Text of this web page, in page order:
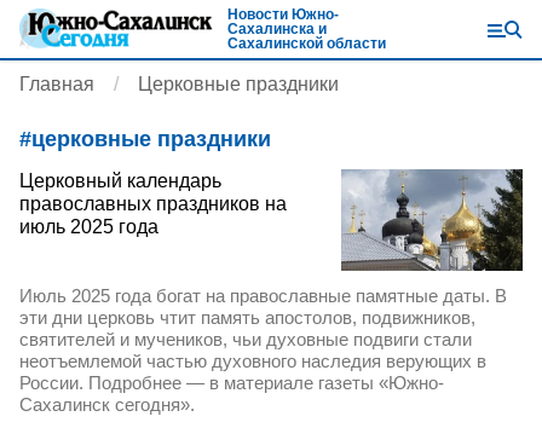
Новости Южно-
Сахалинска и
Сахалинской области
Главная Церковные праздники
#церковные праздники
Церковный календарь
православных праздников на
июль 2025 года
Июль 2025 года богат на православные памятные даты. В
эти дни церковь чтит память апостолов, подвижников,
святителей и мучеников, чьи духовные подвиги стали
неотъемлемой частью духовного наследия верующих в
России. Подробнее — в материале газеты «Южно-
Сахалинск сегодня».